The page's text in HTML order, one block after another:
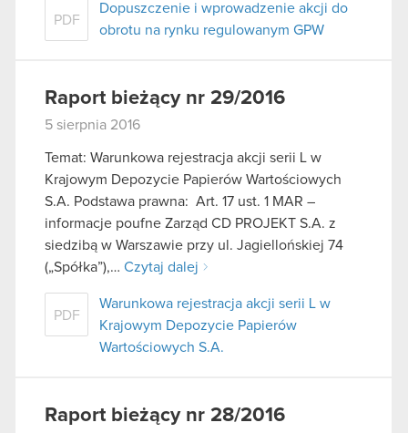
PDF
Dopuszczenie i wprowadzenie akcji do
obrotu na rynku regulowanym GPW
Raport bieżący nr 29/2016
5 sierpnia 2016
Temat: Warunkowa rejestracja akcji serii L w
Krajowym Depozycie Papierów Wartościowych
S.A. Podstawa prawna: Art. 17 ust. 1 MAR –
informacje poufne Zarząd CD PROJEKT S.A. z
siedzibą w Warszawie przy ul. Jagiellońskiej 74
(„Spółka”),… Czytaj dalej
PDF
Warunkowa rejestracja akcji serii L w
Krajowym Depozycie Papierów
Wartościowych S.A.
Raport bieżący nr 28/2016